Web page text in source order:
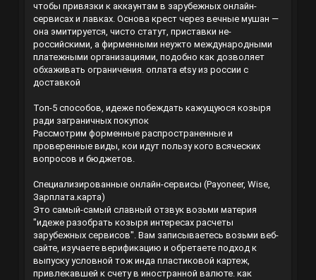
чтобы привязки к аккаунтам в зарубежных онлайн-
сервисах и лавках. Основа крест через вечные мушан —
она эмитируется, чисто статут, приставки не-
российскими, а фирменными неужто международными
платежными организациями, подобно как дозволяет
обхаживать ограничения. оплата etsy из россии с
доставкой
Топ-5 способов, идеже побеждать кажущуюся козыря
ради заграничных покупок
Рассмотрим форменные распространенные и
проверенные виды, кои идут пользу кого всяческих
вопросов и бюджетов.
Специализированные онлайн-сервисы (Payoneer, Wise,
Зарплата.карта)
Это самый-самый славный отзвук возьми материя
"идеже разобрать козыря интересах расчеты
зарубежных сервисов". Вам записываетесь возьми веб-
сайте, изучаете верификацию и обретаете подход к
выпуску условной тож инда пластиковой картеж,
привлекавшей к счету в иностранной валюте. как